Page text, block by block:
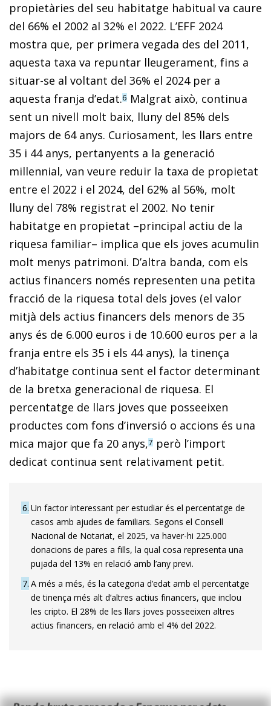
propietàries del seu habitatge habitual va caure
del 66% el 2002 al 32% el 2022. L’EFF 2024
mostra que, per primera vegada des del 2011,
aquesta taxa va repuntar lleugerament, fins a
situar-se al voltant del 36% el 2024 per a
aquesta franja d’edat.6 Malgrat això, continua
sent un nivell molt baix, lluny del 85% dels
majors de 64 anys. Curiosament, les llars entre
35 i 44 anys, pertanyents a la generació
millennial, van veure reduir la taxa de propietat
entre el 2022 i el 2024, del 62% al 56%, molt
lluny del 78% registrat el 2002. No tenir
habitatge en propietat –principal actiu de la
riquesa familiar– implica que els joves acumulin
molt menys patrimoni. D’altra banda, com els
actius financers només representen una petita
fracció de la riquesa total dels joves (el valor
mitjà dels actius financers dels menors de 35
anys és de 6.000 euros i de 10.600 euros per a la
franja entre els 35 i els 44 anys), la tinença
d’habitatge continua sent el factor determinant
de la bretxa generacio­nal de riquesa. El
percentatge de llars joves que posseeixen
productes com fons d’inversió o accions és una
mica major que fa 20 anys,7 però l’import
dedicat continua sent relativament petit.
6 Un factor interessant per estudiar és el percentatge de
casos amb ajudes de familiars. Segons el Consell
Nacional de Notariat, el 2025, va haver-hi 225.000
donacions de pares a fills, la qual cosa representa una
pujada del 13% en relació amb l’any previ.
7 A més a més, és la categoria d’edat amb el percentatge
de tinença més alt d’altres actius financers, que inclou
les cripto. El 28% de les llars joves posseeixen altres
actius financers, en relació amb el 4% del 2022.